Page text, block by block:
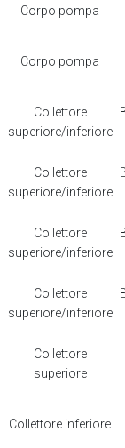
Corpo pompa
Corpo pompa
Collettore
superiore/inferiore
Collettore
superiore/inferiore
Collettore
superiore/inferiore
Collettore
superiore/inferiore
Collettore
superiore
Collettore inferiore